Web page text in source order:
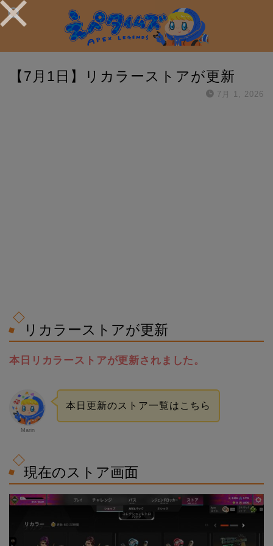
【7月1日】リカラーストアが更新
7月 1, 2026
リカラーストアが更新
本日リカラーストアが更新されました。
Marin
本日更新のストア一覧はこちら
現在のストア画面